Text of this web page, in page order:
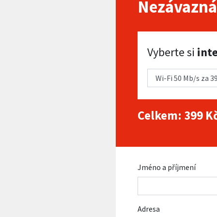
Vyberte si internet
Vyberte si
Celkem: 399
Jméno a příjmení
Adresa